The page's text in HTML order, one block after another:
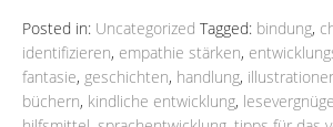
Posted in: Uncategorized Tagged: bindung,
identifizieren, empathie stärken,
fantasie, geschichten, handlung,
büchern, kindliche entwicklung,